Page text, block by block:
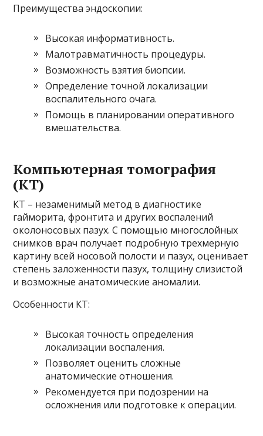
Преимущества эндоскопии:
Высокая информативность.
Малотравматичность процедуры.
Возможность взятия биопсии.
Определение точной локализации
воспалительного очага.
Помощь в планировании оперативного
вмешательства.
Компьютерная томография
(КТ)
КТ – незаменимый метод в диагностике
гайморита, фронтита и других воспалений
околоносовых пазух. С помощью многослойных
снимков врач получает подробную трехмерную
картину всей носовой полости и пазух, оценивает
степень заложенности пазух, толщину слизистой
и возможные анатомические аномалии.
Особенности КТ:
Высокая точность определения
локализации воспаления.
Позволяет оценить сложные
анатомические отношения.
Рекомендуется при подозрении на
осложнения или подготовке к операции.